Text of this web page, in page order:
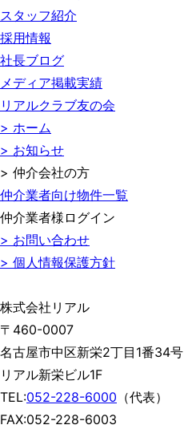
スタッフ紹介
採用情報
社長ブログ
メディア掲載実績
リアルクラブ友の会
> ホーム
> お知らせ
> 仲介会社の方
仲介業者向け物件一覧
仲介業者様ログイン
> お問い合わせ
> 個人情報保護方針
株式会社リアル
〒460-0007
名古屋市中区新栄2丁目1番34号
リアル新栄ビル1F
TEL:052-228-6000 （代表）
FAX:052-228-6003